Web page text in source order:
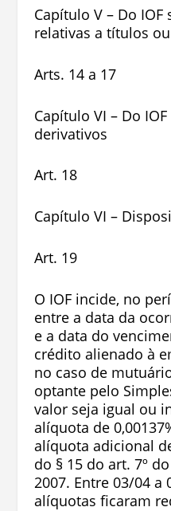
Capítulo V – Do
relativas a títulos
Arts. 14 a 17
Capítulo VI – Do
derivativos
Art. 18
Capítulo VI –
Art. 19
O IOF incide, no
entre a data da
e a data do
crédito alienado à
no caso de
optante pelo
valor seja igual ou
alíquota de
alíquota adicional
do § 15 do art. 7º
2007. Entre 03/04 a
alíquotas ficaram